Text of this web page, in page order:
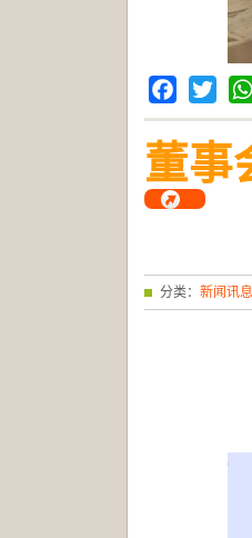
Facebook
Twitter
董事
分类： 新闻讯息